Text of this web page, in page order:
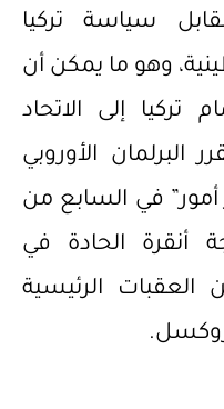
سياسة تركيا
وهو ما يمكن أن
إلى الاتحاد
البرلمان الأوروبي
في السابع من
أنقرة الحادة في
العقبات الرئيسية